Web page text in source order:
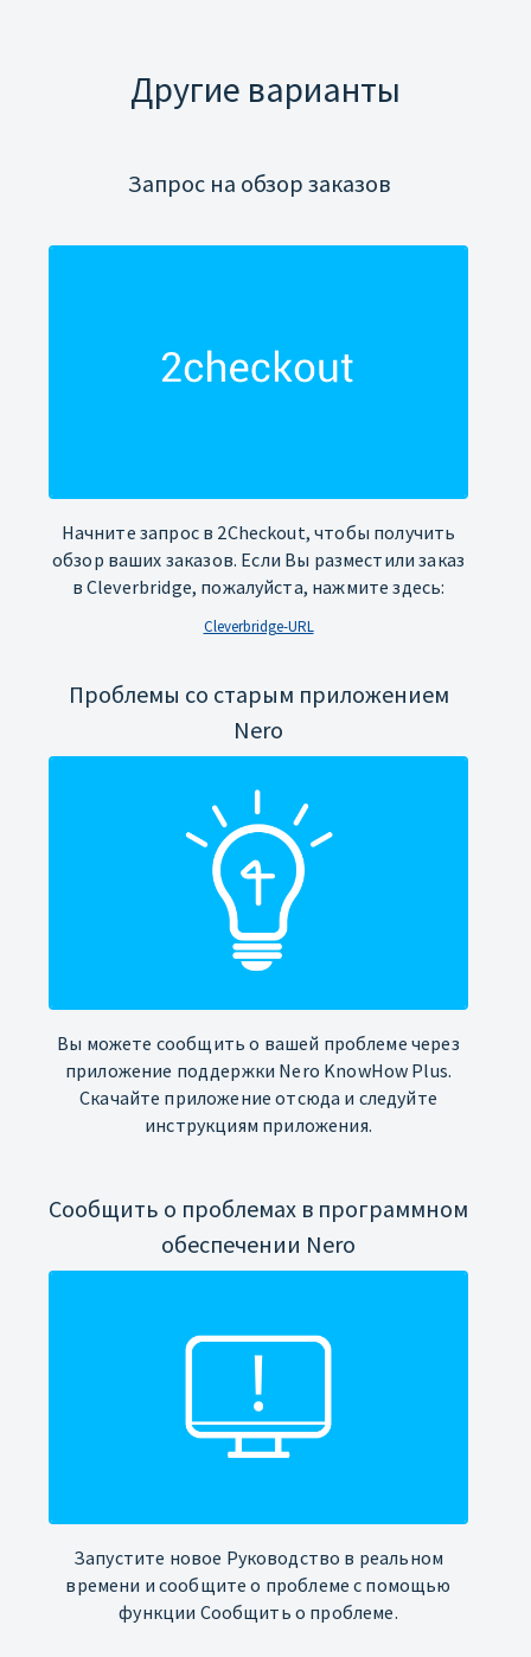
Другие варианты
Запрос на обзор заказов
Начните запрос в 2Checkout, чтобы получить
обзор ваших заказов. Если Вы разместили заказ
в Cleverbridge, пожалуйста, нажмите здесь:
Cleverbridge-URL
Проблемы со старым приложением
Nero
Вы можете сообщить о вашей проблеме через
приложение поддержки Nero KnowHow Plus.
Скачайте приложение отсюда и следуйте
инструкциям приложения.
Сообщить о проблемах в программном
обеспечении Nero
Запустите новое Руководство в реальном
времени и сообщите о проблеме с помощью
функции Сообщить о проблеме.